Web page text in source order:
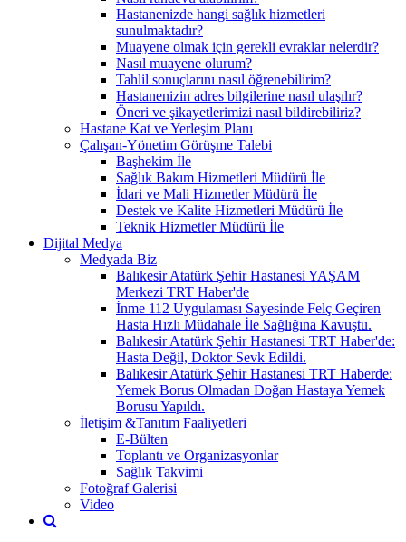
Hastanenizde hangi sağlık hizmetleri
sunulmaktadır?
Muayene olmak için gerekli evraklar nelerdir?
Nasıl muayene olurum?
Tahlil sonuçlarını nasıl öğrenebilirim?
Hastanenizin adres bilgilerine nasıl ulaşılır?
Öneri ve şikayetlerimizi nasıl bildirebiliriz?
Hastane Kat ve Yerleşim Planı
Çalışan-Yönetim Görüşme Talebi
Başhekim İle
Sağlık Bakım Hizmetleri Müdürü İle
İdari ve Mali Hizmetler Müdürü İle
Destek ve Kalite Hizmetleri Müdürü İle
Teknik Hizmetler Müdürü İle
Dijital Medya
Medyada Biz
Balıkesir Atatürk Şehir Hastanesi YAŞAM
Merkezi TRT Haber'de
İnme 112 Uygulaması Sayesinde Felç Geçiren
Hasta Hızlı Müdahale İle Sağlığına Kavuştu.
Balıkesir Atatürk Şehir Hastanesi TRT Haber'de:
Hasta Değil, Doktor Sevk Edildi.
Balıkesir Atatürk Şehir Hastanesi TRT Haberde:
Yemek Borus Olmadan Doğan Hastaya Yemek
Borusu Yapıldı.
İletişim &Tanıtım Faaliyetleri
E-Bülten
Toplantı ve Organizasyonlar
Sağlık Takvimi
Fotoğraf Galerisi
Video